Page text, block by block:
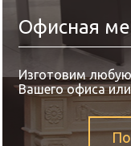
Офисная
Изготовим
Вашего офиса